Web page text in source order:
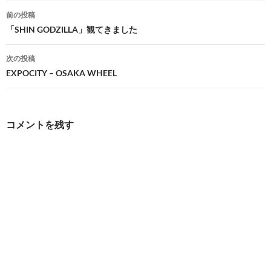
投
稿
ナ
ビ
ゲ
前の投稿
「SHIN GODZILLA」観てきました
次の投稿
EXPOCITY – OSAKA WHEEL
コメントを残す